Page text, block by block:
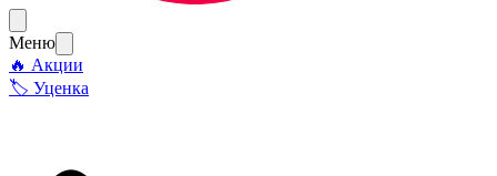
Меню
🔥 Акции
🏷 Уценка